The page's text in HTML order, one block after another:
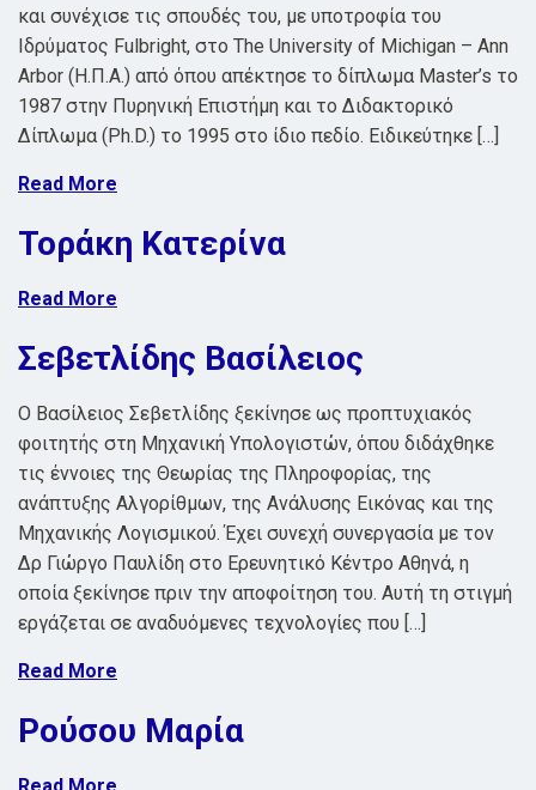
και συνέχισε τις σπουδές του, με υποτροφία του
Ιδρύματος Fulbright, στο The University of Michigan – Ann
Arbor (Η.Π.Α.) από όπου απέκτησε το δίπλωμα Master’s το
1987 στην Πυρηνική Επιστήμη και το Διδακτορικό
Δίπλωμα (Ph.D.) το 1995 στο ίδιο πεδίο. Ειδικεύτηκε […]
Read More
Τοράκη Κατερίνα
Read More
Σεβετλίδης Βασίλειος
Ο Βασίλειος Σεβετλίδης ξεκίνησε ως προπτυχιακός
φοιτητής στη Μηχανική Υπολογιστών, όπου διδάχθηκε
τις έννοιες της Θεωρίας της Πληροφορίας, της
ανάπτυξης Αλγορίθμων, της Ανάλυσης Εικόνας και της
Μηχανικής Λογισμικού. Έχει συνεχή συνεργασία με τον
Δρ Γιώργο Παυλίδη στο Ερευνητικό Κέντρο Αθηνά, η
οποία ξεκίνησε πριν την αποφοίτηση του. Αυτή τη στιγμή
εργάζεται σε αναδυόμενες τεχνολογίες που […]
Read More
Ρούσου Μαρία